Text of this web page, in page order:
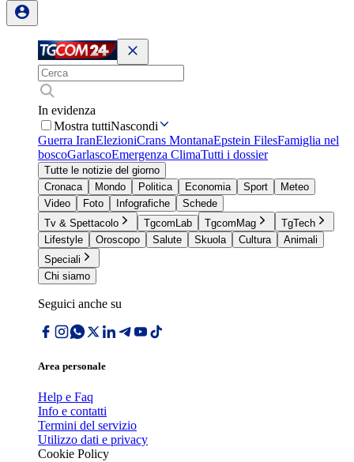
In evidenza
Mostra tuttiNascondi
Guerra IranElezioniCrans MontanaEpstein FilesFamiglia nel
boscoGarlascoEmergenza ClimaTutti i dossier
Tutte le notizie del giorno
Cronaca
Mondo Politica Economia Sport
Meteo
Video
Foto Infografiche
Schede
Tv & Spettacolo
TgcomLab TgcomMag
TgTech
Lifestyle
Oroscopo Salute Skuola Cultura
Animali
Speciali
Chi siamo
Seguici anche su
Area personale
Help e Faq
Info e contatti
Termini del servizio
Utilizzo dati e privacy
Cookie Policy